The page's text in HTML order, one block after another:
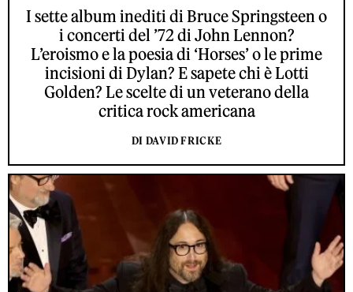
I sette album inediti di Bruce Springsteen o
i concerti del ’72 di John Lennon?
L’eroismo e la poesia di ‘Horses’ o le prime
incisioni di Dylan? E sapete chi è Lotti
Golden? Le scelte di un veterano della
critica rock americana
DI DAVID FRICKE